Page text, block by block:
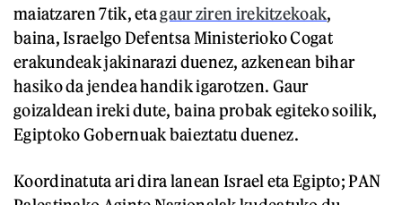
maiatzaren 7tik, etagaur ziren irekitzekoak,
baina, Israelgo Defentsa Ministerioko Cogat
erakundeak jakinarazi duenez, azkenean bihar
hasiko da jendea handik igarotzen. Gaur
goizaldean ireki dute, baina probak egiteko soilik,
Egiptoko Gobernuak baieztatu duenez.
Koordinatuta ari dira lanean Israel eta Egipto; PAN